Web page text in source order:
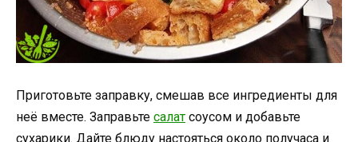
Приготовьте заправку, смешав все ингредиенты для
неё вместе. Заправьте салат соусом и добавьте
сухарики. Дайте блюду настояться около получаса и